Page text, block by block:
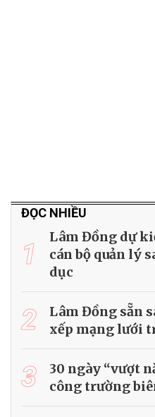
ĐỌC NHIỀU
1
Lâm Đồng dự
cán bộ quản lý
dục
2
Lâm Đồng sẵn
xếp mạng lưới
3
30 ngày “vượt
công trường